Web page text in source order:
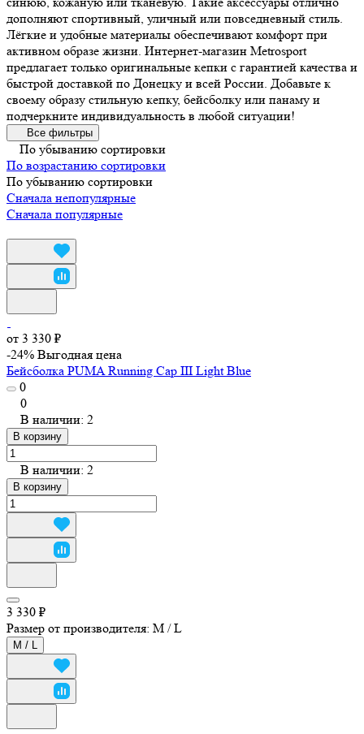
дополняют спортивный, уличный или повседневный стиль.
Лёгкие и удобные материалы обеспечивают комфорт при
активном образе жизни. Интернет-магазин Metrosport
предлагает только оригинальные кепки с гарантией качества и
быстрой доставкой по Донецку и всей России. Добавьте к
своему образу стильную кепку, бейсболку или панаму и
подчеркните индивидуальность в любой ситуации!
Все фильтры
По убыванию сортировки
По возрастанию сортировки
По убыванию сортировки
Сначала непопулярные
Сначала популярные
от 3 330 ₽
-24% Выгодная цена
Бейсболка PUMA Running Cap III Light Blue
0
0
В наличии: 2
В корзину
В наличии: 2
В корзину
3 330 ₽
Размер от производителя: M / L
M / L